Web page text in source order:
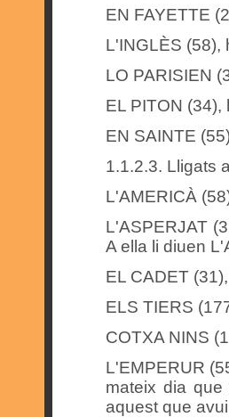
EN FAYETTE
L'INGLÈS (58),
LO PARISIEN
EL PITON
EN SAINTE
1.1.2.3. Lligats
L'AMERICÀ
L'ASPERJAT
A ella li diuen
EL CADET
ELS TIERS
COTXA NINS
L'EMPERUR
mateix dia
aquest que